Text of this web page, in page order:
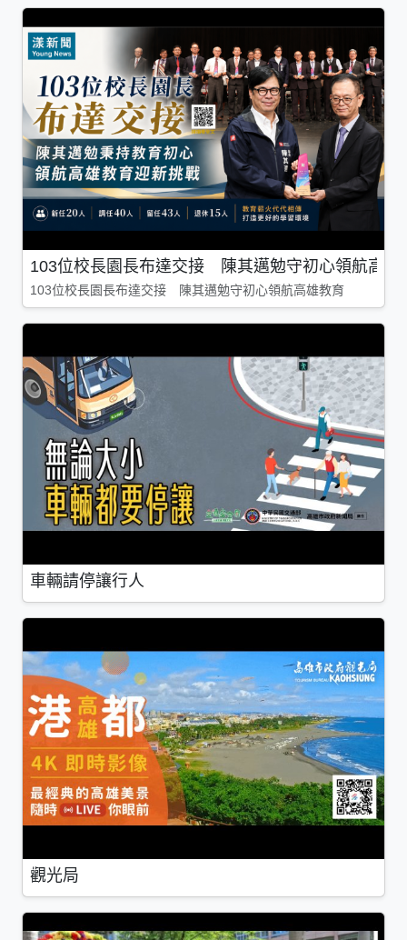
103位校長園長布達交接 陳其邁勉守初心領航高雄
103位校長園長布達交接 陳其邁勉守初心領航高雄教育
車輛請停讓行人
觀光局